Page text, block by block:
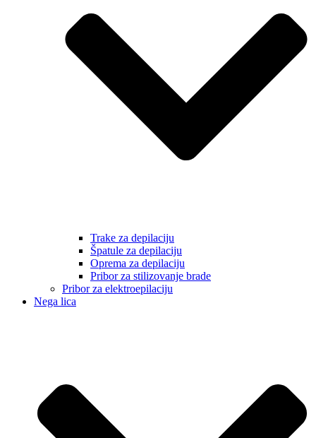
Trake za depilaciju
Špatule za depilaciju
Oprema za depilaciju
Pribor za stilizovanje brade
Pribor za elektroepilaciju
Nega lica